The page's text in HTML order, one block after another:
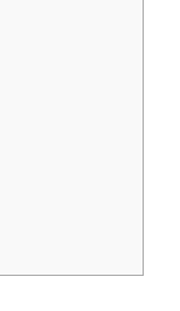
que estar muy
(y con
hacia el